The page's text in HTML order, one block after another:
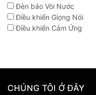
Đèn báo Vòi Nước
Điều khiển Giọng Nói
Điều khiển Cảm Ứng
CHÚNG TÔI Ở ĐÂY